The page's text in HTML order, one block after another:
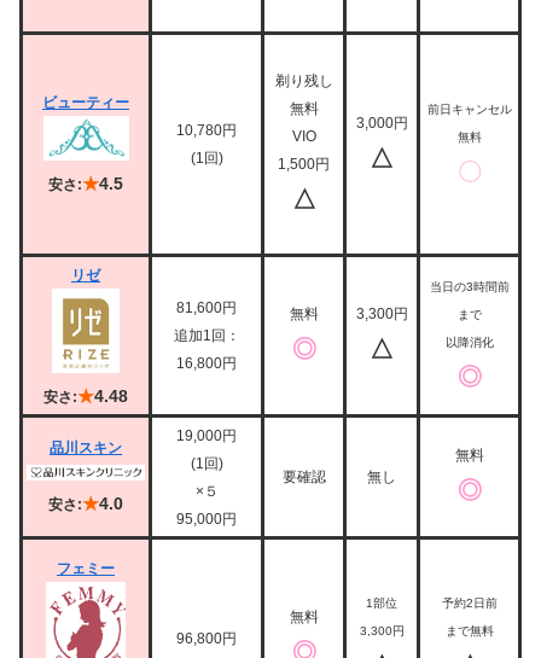
ビューティー
安さ:★4.5
10,780円
(1回)
剃り残し
無料
VIO
1,500円
△
3,000円
△
前日キャンセル
無料
〇
リゼ
安さ:★4.48
81,600円
追加1回：
16,800円
無料
◎
3,300円
△
当日の3時間前
まで
以降消化
◎
品川スキン
安さ:★4.0
19,000円
(1回)
×５
95,000円
要確認 無し
無料
◎
フェミー
96,800円
無料
◎
1部位
3,300円
予約2日前
まで無料